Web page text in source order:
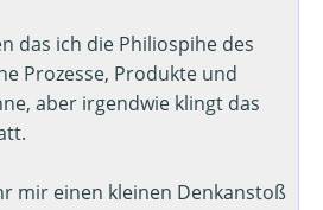
das ich die Philiospihe des
Prozesse, Produkte und
aber irgendwie klingt das
mir einen kleinen Denkanstoß